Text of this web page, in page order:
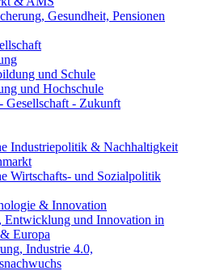
Gesundheit, Pensionen
und Schule
und Hochschule
Gesellschaft - Zukunft
Industriepolitik & Nachhaltigkeit
Wirtschafts- und Sozialpolitik
& Innovation
Entwicklung und Innovation in
Europa
Industrie 4.0,